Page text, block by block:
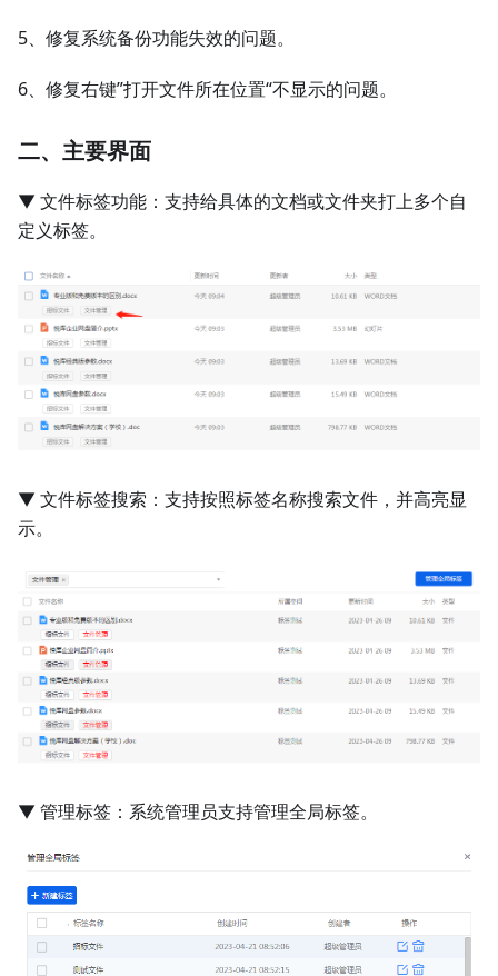
5、修复系统备份功能失效的问题。
6、修复右键”打开文件所在位置“不显示的问题。
二、主要界面
▼ 文件标签功能：支持给具体的文档或文件夹打上多个自
定义标签。
▼ 文件标签搜索：支持按照标签名称搜索文件，并高亮显
示。
▼ 管理标签：系统管理员支持管理全局标签。